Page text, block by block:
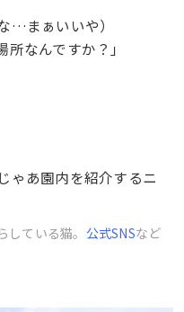
…まぁいいや）
なんですか？」
ゃあ園内を紹介するニ
ている猫。 公式SNSなど